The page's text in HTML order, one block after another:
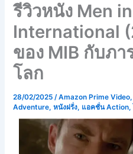
รีวิวหนัง Men
International
ของ MIB กับภ
โลก
28/02/2025/Amazon Prime Video,
Adventure,หนังฝรั่ง, แอคชั่น Action,